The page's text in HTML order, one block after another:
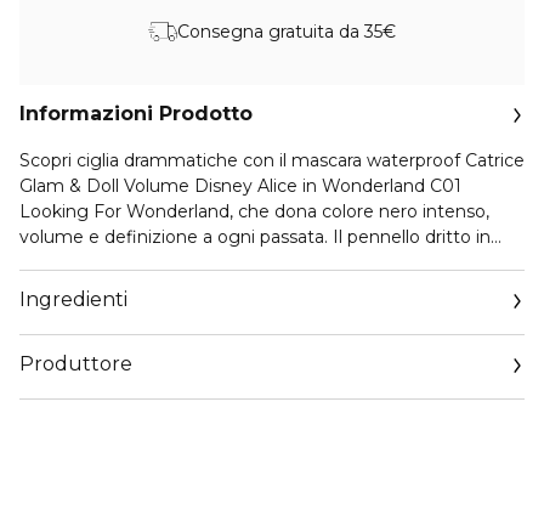
Consegna gratuita da 35€
Informazioni Prodotto
Scopri ciglia drammatiche con il mascara waterproof Catrice
Glam & Doll Volume Disney Alice in Wonderland C01
Looking For Wonderland, che dona colore nero intenso,
volume e definizione a ogni passata. Il pennello dritto in
formula waterproof garantisce un risultato duraturo e
resistente agli sbavature. Con una confezione in un giocoso
dégradé dal blu al viola, questa edizione rende speciale la
tua routine di bellezza con l’iconico Glam & Doll preferito da
Ingredienti
Produttore